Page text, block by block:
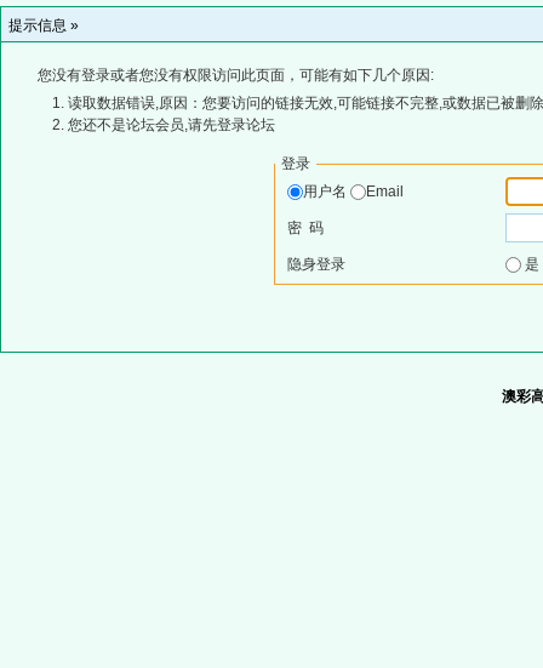
提示信息 »
您没有登录或者您没有权限访问此页面，可能有如下几个原因:
读取数据错误,原因：您要访问的链接无效,可能链接不完整,或数据已被删
您还不是论坛会员,请先登录论坛
登录
用户名
Email
密 码
隐身登录
澳彩